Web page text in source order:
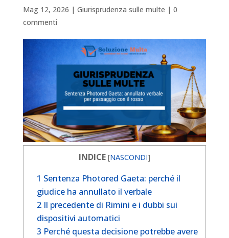
Mag 12, 2026 | Giurisprudenza sulle multe | 0
commenti
INDICE [NASCONDI]
1 Sentenza Photored Gaeta: perché il
giudice ha annullato il verbale
2Il precedente di Rimini e i dubbi sui
dispositivi automatici
3 Perché questa decisione potrebbe avere